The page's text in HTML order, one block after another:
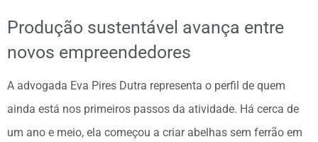
Produção sustentável avança entre
novos empreendedores
A advogada Eva Pires Dutra representa o perfil de quem
ainda está nos primeiros passos da atividade. Há cerca de
um ano e meio, ela começou a criar abelhas sem ferrão em